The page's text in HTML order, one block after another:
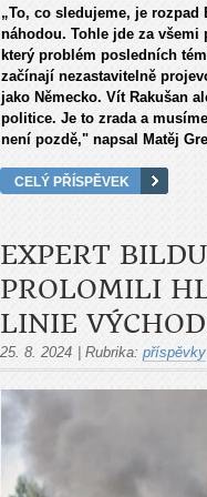
„To, co sledujeme, je
náhodou. Tohle jde za
který problém posledních
začínají nezastavitelně
jako Německo. Vít Rakušan
politice. Je to zrada a
není pozdě," napsal Matěj
CELÝ PŘÍSPĚVEK
EXPERT
PROLOMILI
LINIE
25. 8. 2024 | Rubrika: příspěvky